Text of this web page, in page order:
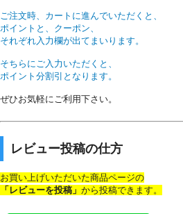
ご注文時、カートに進んでいただくと、
ポイントと、クーポン、
それぞれ入力欄が出てまいります。
そちらにご入力いただくと、
ポイント分割引となります。
ぜひお気軽にご利用下さい。
レビュー投稿の仕方
お買い上げいただいた商品ページの
「レビューを投稿」 から投稿できます。